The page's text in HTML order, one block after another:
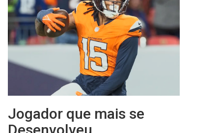
Jogador que mais se